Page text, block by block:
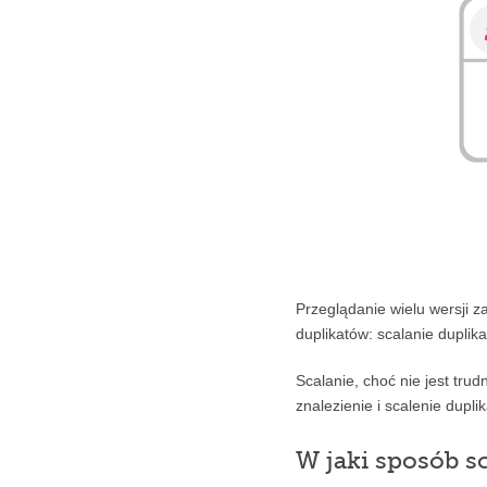
Przeglądanie wielu wersji
duplikatów: scalanie
Scalanie, choć nie jest
znalezienie i scalenie
W jaki sposób